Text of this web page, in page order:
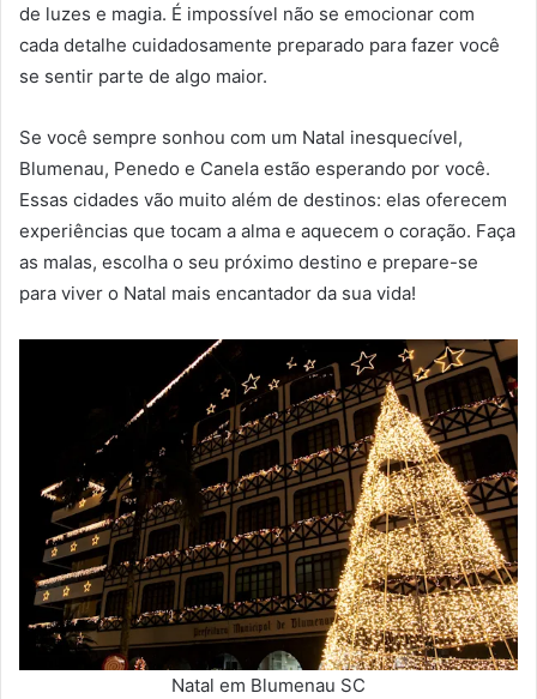
de luzes e magia. É impossível não se emocionar com
cada detalhe cuidadosamente preparado para fazer você
se sentir parte de algo maior.
Se você sempre sonhou com um Natal inesquecível,
Blumenau, Penedo e Canela estão esperando por você.
Essas cidades vão muito além de destinos: elas oferecem
experiências que tocam a alma e aquecem o coração. Faça
as malas, escolha o seu próximo destino e prepare-se
para viver o Natal mais encantador da sua vida!
Natal em Blumenau SC